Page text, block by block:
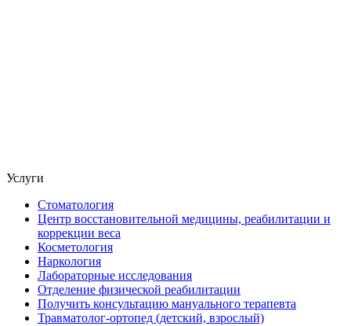
Услуги
Стоматология
Центр восстановительной медицины, реабилитации и
коррекции веса
Косметология
Наркология
Лабораторные исследования
Отделение физической реабилитации
Получить консультацию мануального терапевта
Травматолог-ортопед (детский, взрослый)